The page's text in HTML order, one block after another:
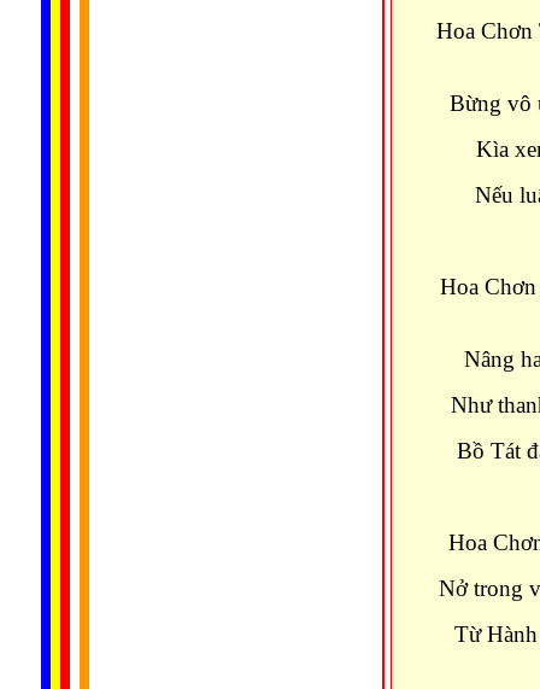
Hoa Chơn
Bừng vô
Kìa
Nếu
Hoa
Nâng
Như
Bồ Tát
Hoa
Nở trong
Từ